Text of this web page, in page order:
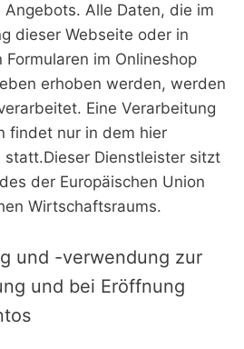
Angebots. Alle Daten, die im
dieser Webseite oder in
im Onlineshop
erhoben werden, werden
Eine Verarbeitung
findet nur in dem hier
statt.Dieser Dienstleister sitzt
der Europäischen Union
Wirtschaftsraums.
und -verwendung zur
und bei Eröffnung